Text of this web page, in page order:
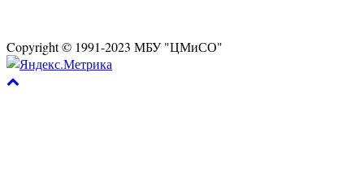
Copyright © 1991-2023 МБУ "ЦМиСО"